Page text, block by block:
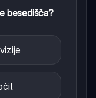
besedišča?